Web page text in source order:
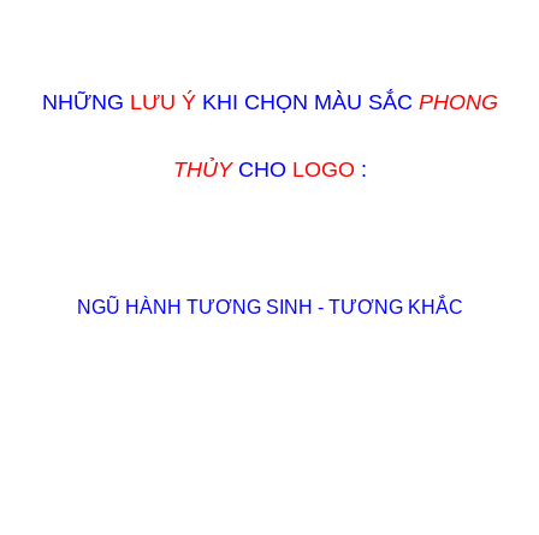
NHỮNG LƯU Ý KHI CHỌN MÀU SẮC PHONG
THỦYCHO LOGO :
NGŨ HÀNH TƯƠNG SINH - TƯƠNG KHẮC